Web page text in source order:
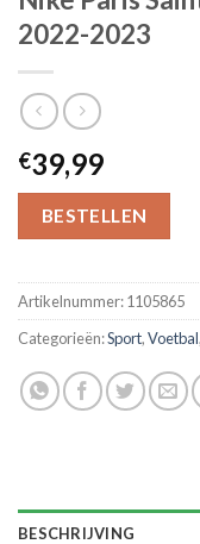
2022-2023
€39,99
BESTELLEN
Artikelnummer:1105865
Categorieën:Sport,Voetbal,
BESCHRIJVING